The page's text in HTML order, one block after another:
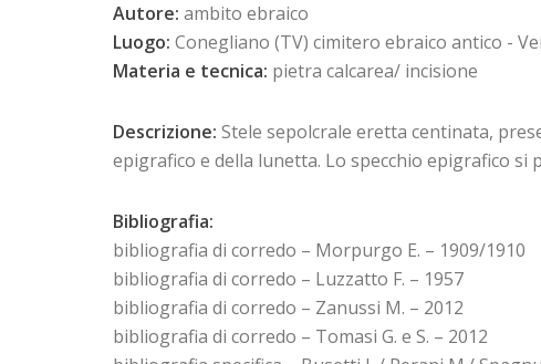
Autore: ambito ebraico
Luogo: Conegliano (TV) cimitero ebraico antico -
Materia e tecnica: pietra calcarea/ incisione
Descrizione: Stele sepolcrale eretta centinata,
epigrafico e della lunetta. Lo specchio epigrafico si
Bibliografia:
bibliografia di corredo – Morpurgo E. – 1909/1910
bibliografia di corredo – Luzzatto F. – 1957
bibliografia di corredo – Zanussi M. – 2012
bibliografia di corredo – Tomasi G. e S. – 2012